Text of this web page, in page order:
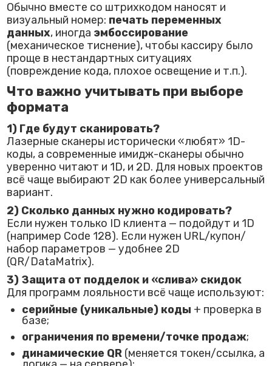
Обычно вместе со штрихкодом наносят и
визуальный номер: печать переменных
данных, иногда эмбоссирование
(механическое тиснение), чтобы кассиру было
проще в нестандартных ситуациях
(повреждение кода, плохое освещение и т.п.).
Что важно учитывать при выборе
формата
1) Где будут сканировать?
Лазерные сканеры исторически «любят» 1D-
коды, а современные имидж-сканеры обычно
уверенно читают и 1D, и 2D. Для новых проектов
всё чаще выбирают 2D как более универсальный
вариант.
2) Сколько данных нужно кодировать?
Если нужен только ID клиента — подойдут и 1D
(например Code 128). Если нужен URL/купон/
набор параметров — удобнее 2D
(QR/DataMatrix).
3) Защита от подделок и «слива» скидок
Для программ лояльности всё чаще используют:
серийные (уникальные) коды + проверка в
базе;
ограничения по времени/точке продаж;
динамические QR (меняется токен/ссылка, а